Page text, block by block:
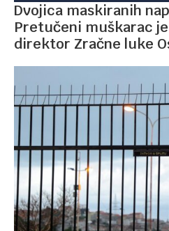
Dvojica maskiranih
Pretučeni muškarac je
direktor Zračne luke